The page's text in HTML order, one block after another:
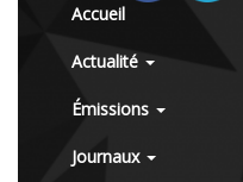
Accueil
Actualité
Émissions
Journaux